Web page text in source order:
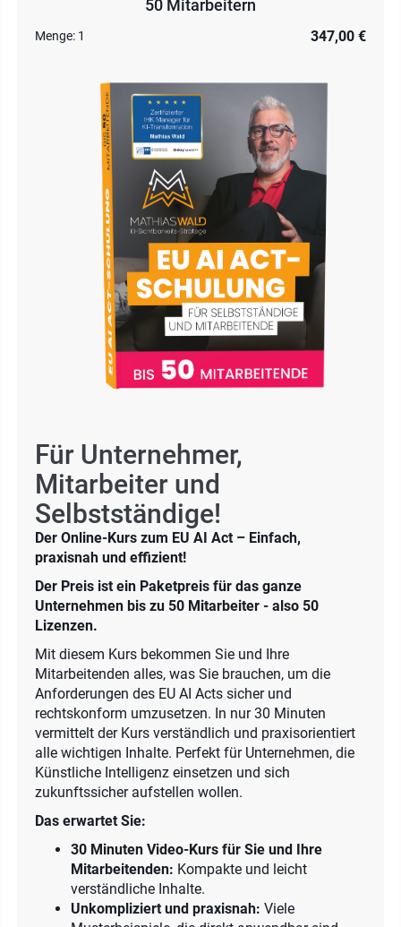
50 Mitarbeitern
Menge: 1 347,00 €
Für Unternehmer,
Mitarbeiter und
Selbstständige!
Der Online-Kurs zum EU AI Act – Einfach,
praxisnah und effizient!
Der Preis ist ein Paketpreis für das ganze
Unternehmen bis zu 50 Mitarbeiter - also 50
Lizenzen.
Mit diesem Kurs bekommen Sie und Ihre
Mitarbeitenden alles, was Sie brauchen, um die
Anforderungen des EU AI Acts sicher und
rechtskonform umzusetzen. In nur 30 Minuten
vermittelt der Kurs verständlich und praxisorientiert
alle wichtigen Inhalte. Perfekt für Unternehmen, die
Künstliche Intelligenz einsetzen und sich
zukunftssicher aufstellen wollen.
Das erwartet Sie:
30 Minuten Video-Kurs für Sie und Ihre
Mitarbeitenden: Kompakte und leicht
verständliche Inhalte.
Unkompliziert und praxisnah: Viele